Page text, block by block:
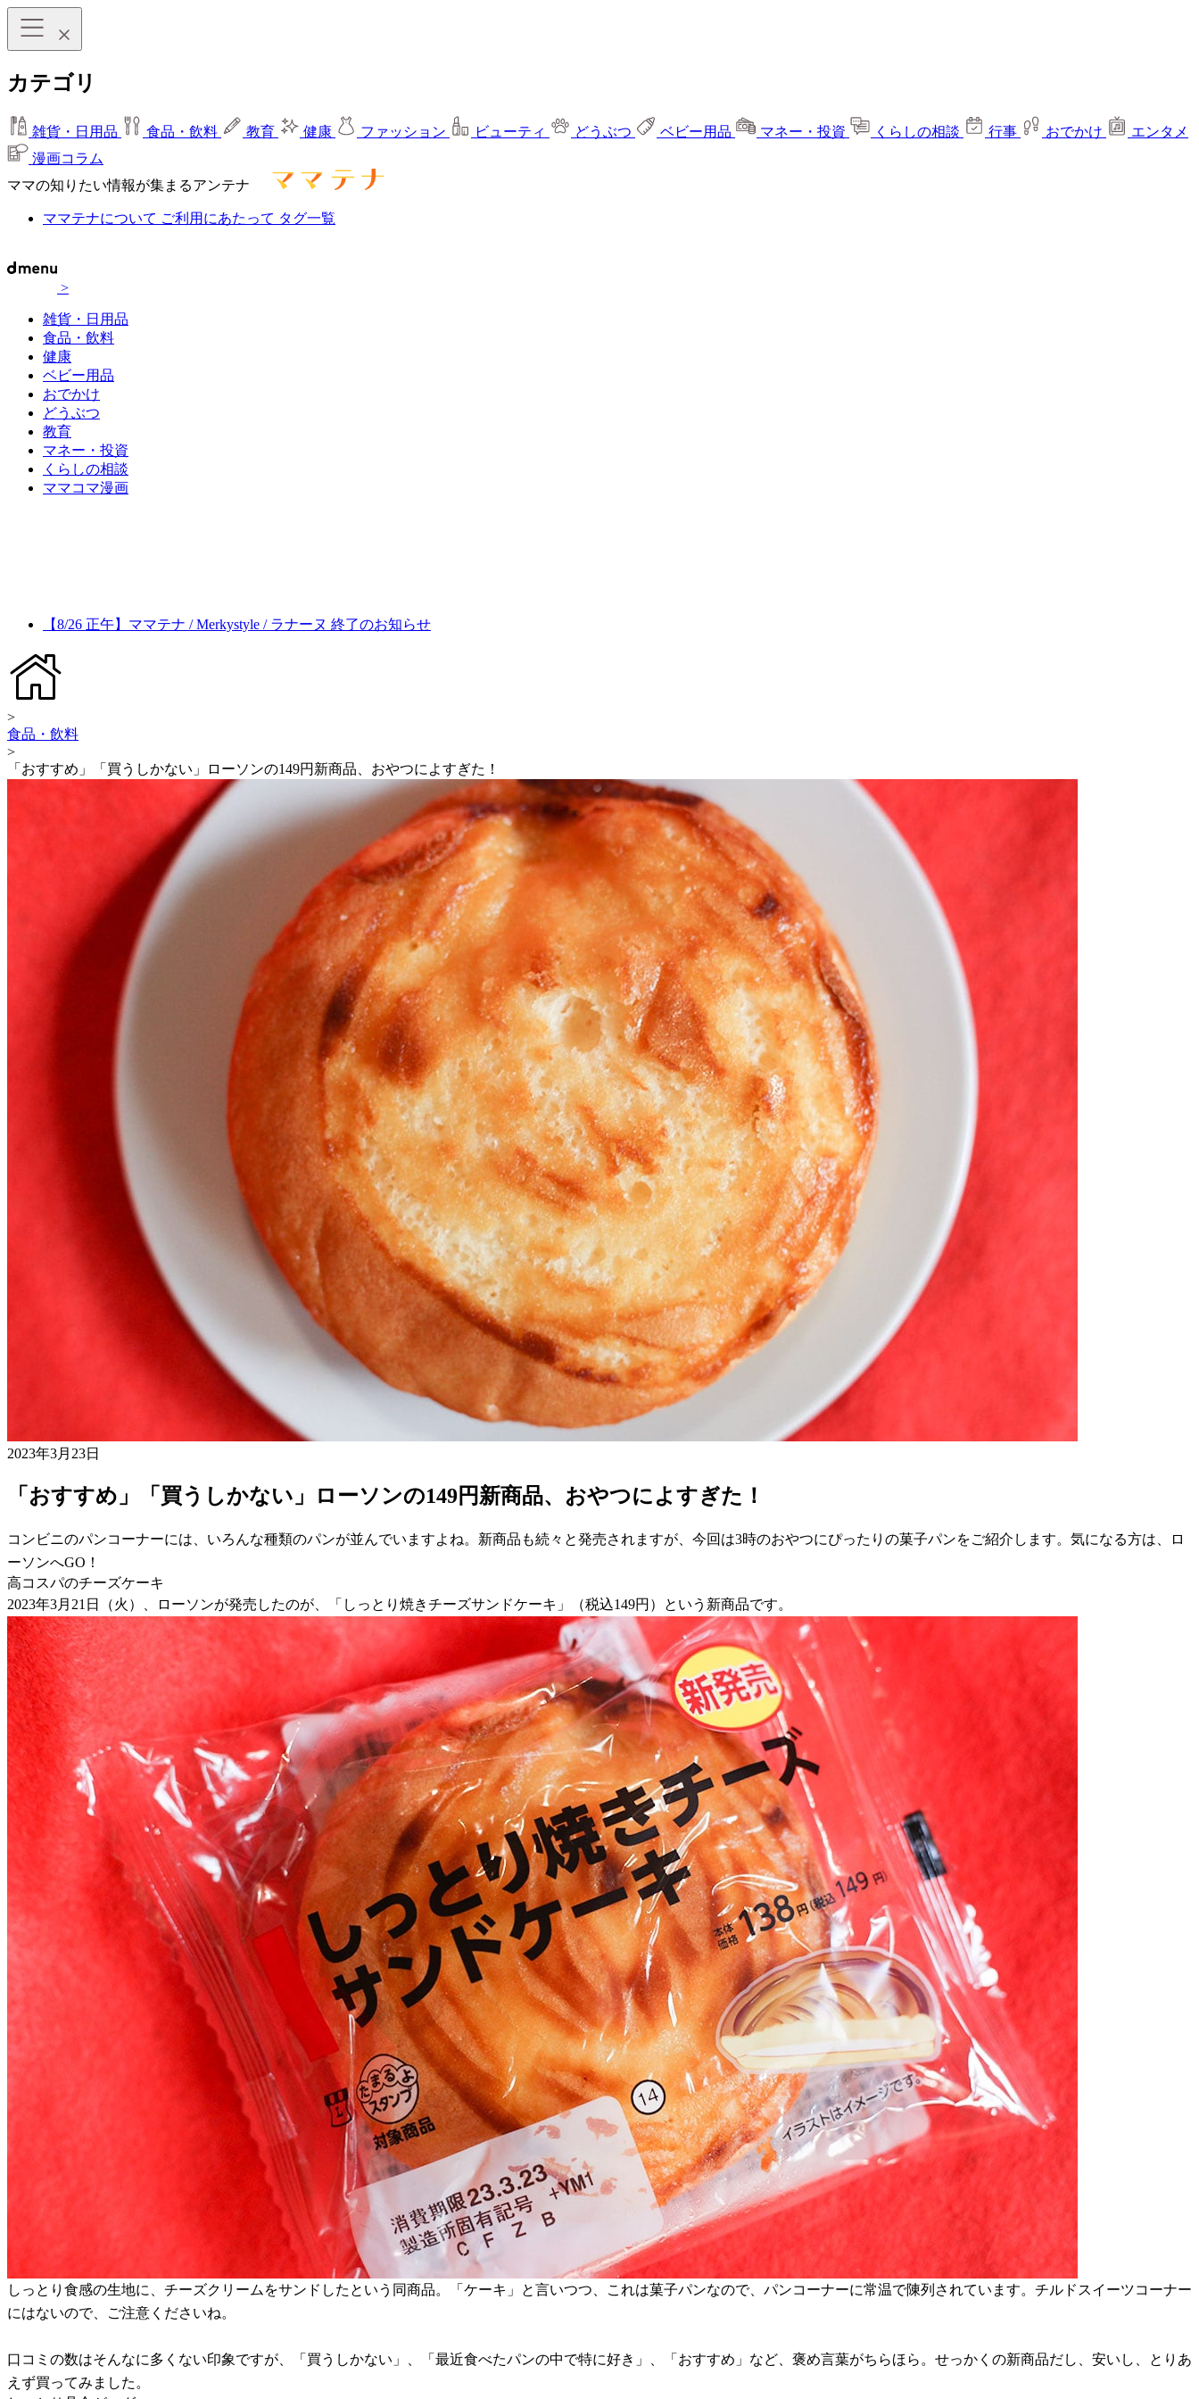
カテゴリ
雑貨・日用品 食品・飲料 教育 健康 ファッション ビューティ どうぶつ ベビー用品 マネー・投資 くらしの相談 行事 おでかけ
エンタメ
漫画コラム
ママの知りたい情報が集まるアンテナ
ママテナについて ご利用にあたって タグ一覧
>
雑貨・日用品
食品・飲料
健康
ベビー用品
おでかけ
どうぶつ
教育
マネー・投資
くらしの相談
ママコマ漫画
【8/26 正午】ママテナ / Merkystyle / ラナーヌ 終了のお知らせ
>
食品・飲料
>
「おすすめ」「買うしかない」ローソンの149円新商品、おやつによすぎた！
2023年3月23日
「おすすめ」「買うしかない」ローソンの149円新商品、おやつによすぎた！
コンビニのパンコーナーには、いろんな種類のパンが並んでいますよね。新商品も続々と発売されますが、今回は3時のおやつにぴったりの菓子パンをご紹介します。気になる方は、ロ
ーソンへGO！
高コスパのチーズケーキ
2023年3月21日（火）、ローソンが発売したのが、「しっとり焼きチーズサンドケーキ」（税込149円）という新商品です。
しっとり食感の生地に、チーズクリームをサンドしたという同商品。「ケーキ」と言いつつ、これは菓子パンなので、パンコーナーに常温で陳列されています。チルドスイーツコーナー
にはないので、ご注意くださいね。
口コミの数はそんなに多くない印象ですが、「買うしかない」、「最近食べたパンの中で特に好き」、「おすすめ」など、褒め言葉がちらほら。せっかくの新商品だし、安いし、とりあ
えず買ってみました。